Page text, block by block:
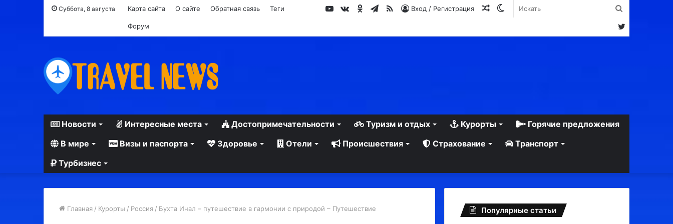
Суббота, 8 августа Карта сайта О сайте Обратная связь Теги
Форум
Switch
Случайная
Вход / Регистрация
RSS
Telegram
Одноклассники
vk.com
YouTube
Twitter
Новости Интересные места Достопримечательности Туризм и отдых Курорты
Горячие предложения
В мире
Визы и паспорта Здоровье Отели Происшествия Страхование
Транспорт
Турбизнес
Главная / Курорты / Россия / Бухта Инал – путешествие в гармонии с природой – Путешествие Популярные статьи